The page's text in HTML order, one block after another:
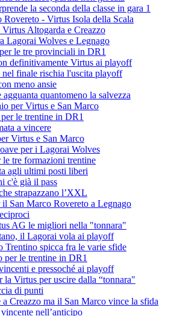
la seconda della classe in gara 1
Rovereto - Virtus Isola della Scala
Altogarda e Creazzo
Lagorai Wolves e Legnago
le tre provinciali in DR1
definitivamente Virtus ai playoff
finale rischia l'uscita playoff
meno ansie
quantomeno la salvezza
per Virtus e San Marco
le trentine in DR1
a vincere
Virtus e San Marco
per i Lagorai Wolves
le tre formazioni trentine
agli ultimi posti liberi
c'è già il pass
strapazzano l’XXL
San Marco Rovereto a Legnago
AG le migliori nella "tonnara"
il Lagorai vola ai playoff
Trentino spicca fra le varie sfide
per le trentine in DR1
e pressoché ai playoff
la Virtus per uscire dalla “tonnara"
di punti
Creazzo ma il San Marco vince la sfida
nell’anticipo